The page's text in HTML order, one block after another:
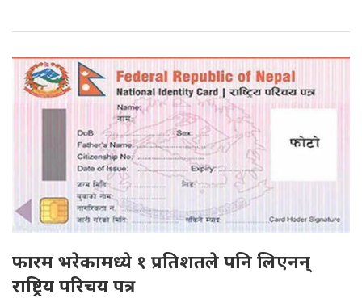
फारम भरेकामध्ये १ प्रतिशतले पनि लिएनन्
राष्ट्रिय परिचय पत्र